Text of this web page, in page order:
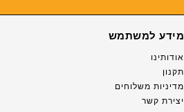
מידע למשתמש
אודותינו
תקנון
מדיניות משלוחים
יצירת קשר